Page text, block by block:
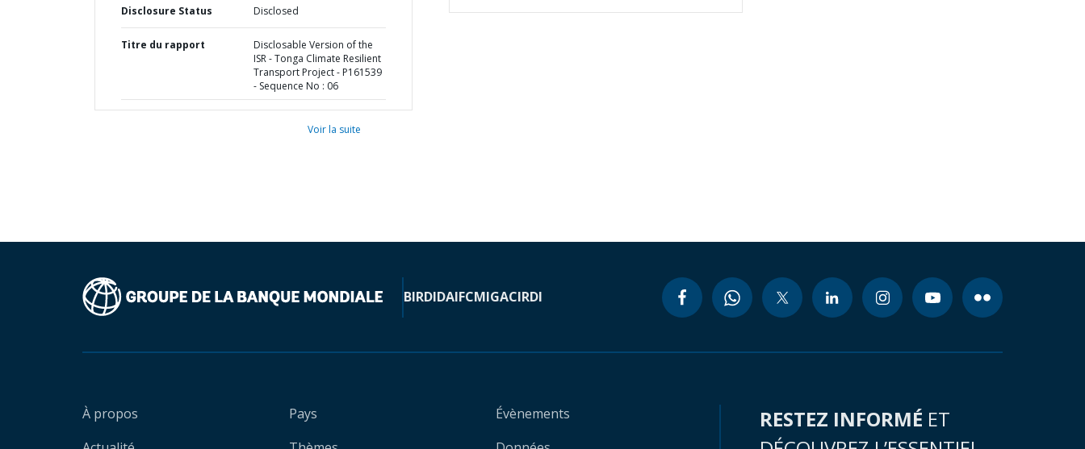
Disclosure Status Disclosed
Titre du rapport
Disclosable Version of the
ISR - Tonga Climate Resilient
Transport Project - P161539
- Sequence No : 06
Voir la suite
BIRDIDAIFCMIGACIRDI
À propos
Pays
Évènements
RESTEZ INFORMÉ ET